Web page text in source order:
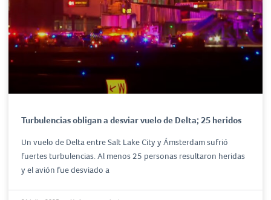
Turbulencias obligan a desviar vuelo de Delta; 25 heridos
Un vuelo de Delta entre Salt Lake City y Ámsterdam sufrió
fuertes turbulencias. Al menos 25 personas resultaron heridas
y el avión fue desviado a